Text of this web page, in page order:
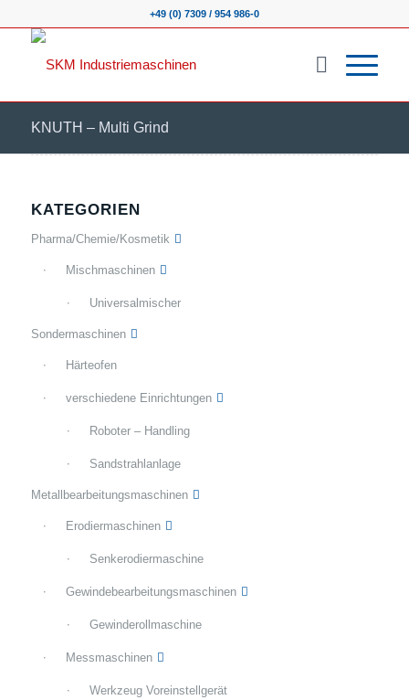
+49 (0) 7309 / 954 986-0
KNUTH – Multi Grind
KATEGORIEN
Pharma/Chemie/Kosmetik
Mischmaschinen
Universalmischer
Sondermaschinen
Härteofen
verschiedene Einrichtungen
Roboter – Handling
Sandstrahlanlage
Metallbearbeitungsmaschinen
Erodiermaschinen
Senkerodiermaschine
Gewindebearbeitungsmaschinen
Gewinderollmaschine
Messmaschinen
Werkzeug Voreinstellgerät